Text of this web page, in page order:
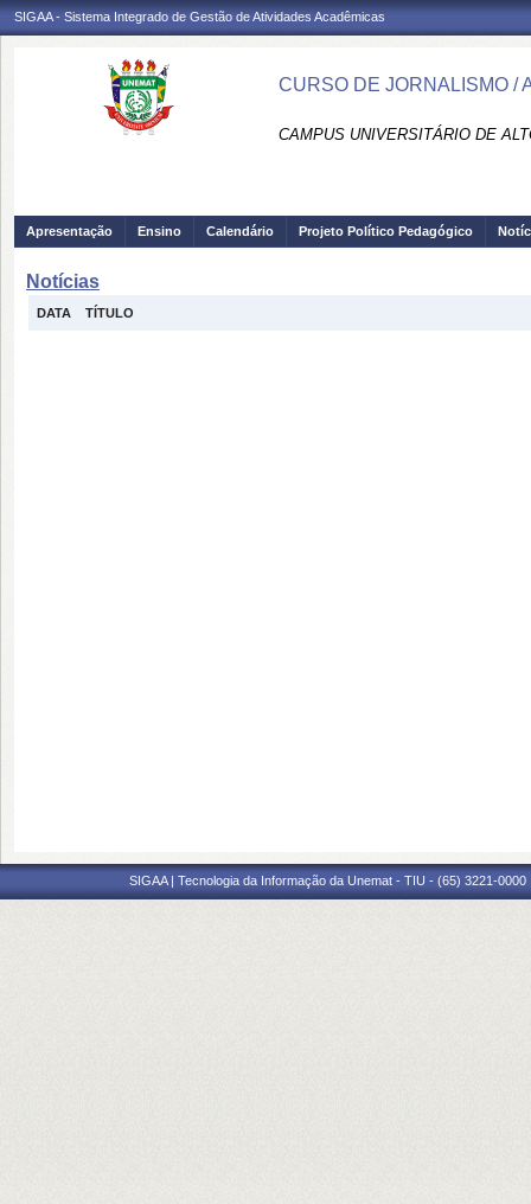
SIGAA - Sistema Integrado de Gestão de Atividades Acadêmicas
CURSO DE JORNALISMO /
CAMPUS UNIVERSITÁRIO DE
Apresentação Ensino Calendário Projeto Político Pedagógico
Notícias
DATA TÍTULO
SIGAA | Tecnologia da Informação da Unemat - TIU - (65) 3221-